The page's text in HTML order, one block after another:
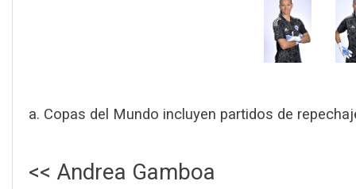
a. Copas del Mundo incluyen partidos de
<< Andrea Gamboa